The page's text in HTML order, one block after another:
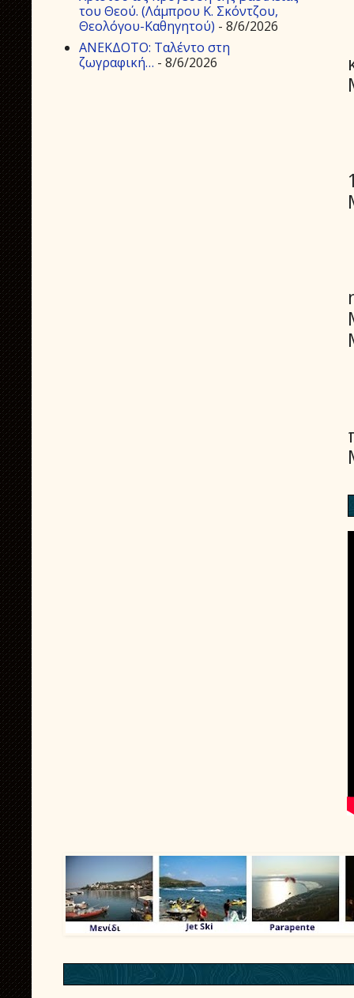
του Θεού. (Λάμπρου Κ. Σκόντζου,
Θεολόγου-Καθηγητού) - 8/6/2026
ΑΝΕΚΔΟΤΟ: Ταλέντο στη
ζωγραφική… - 8/6/2026